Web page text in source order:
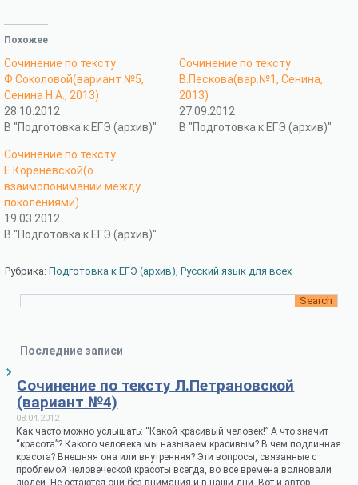
Похожее
Сочинение по тексту
Ф.Соколовой(вариант №5,
Сенина Н.А., 2013)
28.10.2012
В "Подготовка к ЕГЭ (архив)"
Сочинение по тексту
В.Пескова(вар.№1, Сенина,
2013)
27.09.2012
В "Подготовка к ЕГЭ (архив)"
Сочинение по тексту
Е.Кореневской(о
взаимопонимании между
поколениями)
19.03.2012
В "Подготовка к ЕГЭ (архив)"
Рубрика: Подготовка к ЕГЭ (архив),Русский язык для всех
Последние записи
Сочинение по тексту Л.Петрановской
(вариант №4)
08.04.2012
Как часто можно услышать: “Какой красивый человек!” А что значит
“красота”? Какого человека мы называем красивым? В чем подлинная
красота? Внешняя она или внутренняя? Эти вопросы, связанные с
проблемой человеческой красоты всегда, во все времена волновали